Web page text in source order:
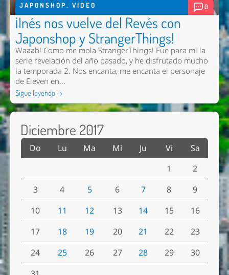
JAPONSHOP, VIDEO 0
¡Inés nos vuelve del Revés con
Japonshop y StrangerThings!
Waaah! Como me mola StrangerThings! Fue para mi la
serie revelación del año pasado, y he disfrutado mucho
la temporada 2. Nos encanta, me encanta el personaje
de Eleven en...
Sigue leyendo →
Diciembre 2017
Do Lu Ma Mi Ju Vi
Sa
1
2
3
4 5 6 7 8
9
10
11 12 13 14 15
16
17
18 19 20 21 22
23
24
25 26 27 28 29
30